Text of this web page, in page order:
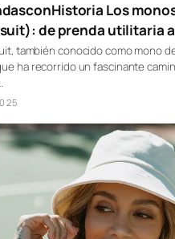
Los
de prenda utilitaria a
también conocido como mono
ha recorrido un fascinante